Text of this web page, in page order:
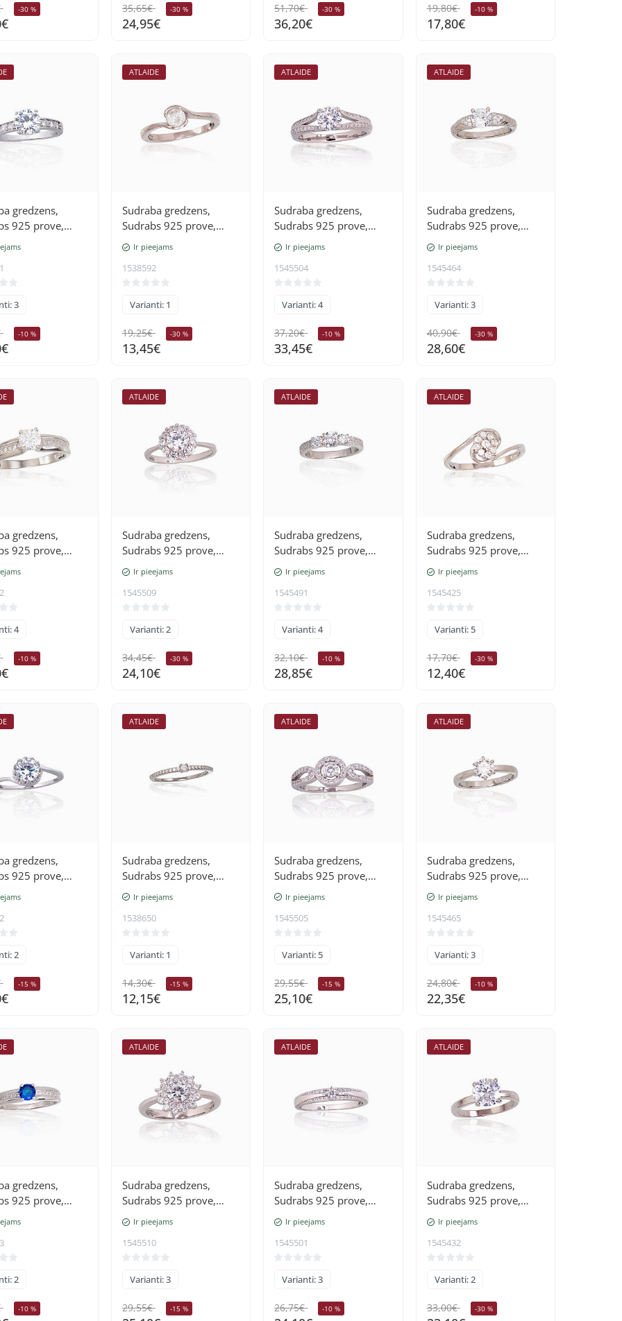
-30 % 35,65€ -30 %
24,95€
51,70€ -30 %
36,20€
19,80€ -10 %
17,80€
gredzens,
925 prove,
3
-10 %
ATLAIDE
Sudraba gredzens,
Sudrabs 925 prove,
rodijs (pārklājums),
Cirkoni
Ir pieejams
1538592
Varianti: 1
19,25€ -30 %
13,45€
ATLAIDE
Sudraba gredzens,
Sudrabs 925 prove,
rodijs (pārklājums),
Cirkoni
Ir pieejams
1545504
Varianti: 4
37,20€ -10 %
33,45€
ATLAIDE
Sudraba gredzens,
Sudrabs 925 prove,
rodijs (pārklājums),
Cirkoni
Ir pieejams
1545464
Varianti: 3
40,90€ -30 %
28,60€
gredzens,
925 prove,
4
-10 %
ATLAIDE
Sudraba gredzens,
Sudrabs 925 prove,
rodijs (pārklājums),
Cirkoni
Ir pieejams
1545509
Varianti: 2
34,45€ -30 %
24,10€
ATLAIDE
Sudraba gredzens,
Sudrabs 925 prove,
rodijs (pārklājums),
Cirkoni
Ir pieejams
1545491
Varianti: 4
32,10€ -10 %
28,85€
ATLAIDE
Sudraba gredzens,
Sudrabs 925 prove,
rodijs (pārklājums),
Cirkoni
Ir pieejams
1545425
Varianti: 5
17,70€ -30 %
12,40€
gredzens,
925 prove,
2
-15 %
ATLAIDE
Sudraba gredzens,
Sudrabs 925 prove,
rodijs (pārklājums),
Cirkoni
Ir pieejams
1538650
Varianti: 1
14,30€ -15 %
12,15€
ATLAIDE
Sudraba gredzens,
Sudrabs 925 prove,
rodijs (pārklājums),
Cirkoni
Ir pieejams
1545505
Varianti: 5
29,55€ -15 %
25,10€
ATLAIDE
Sudraba gredzens,
Sudrabs 925 prove,
rodijs (pārklājums),
Cirkoni
Ir pieejams
1545465
Varianti: 3
24,80€ -10 %
22,35€
gredzens,
925 prove,
2
-10 %
ATLAIDE
Sudraba gredzens,
Sudrabs 925 prove,
rodijs (pārklājums),
Cirkoni
Ir pieejams
1545510
Varianti: 3
29,55€ -15 %
ATLAIDE
Sudraba gredzens,
Sudrabs 925 prove,
rodijs (pārklājums),
Cirkoni
Ir pieejams
1545501
Varianti: 3
26,75€ -10 %
ATLAIDE
Sudraba gredzens,
Sudrabs 925 prove,
rodijs (pārklājums),
Cirkoni
Ir pieejams
1545432
Varianti: 2
33,00€ -30 %